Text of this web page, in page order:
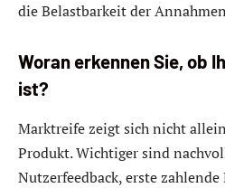
die Belastbarkeit der
Woran erkennen Sie, ob
ist?
Marktreife zeigt sich nicht
Produkt. Wichtiger sind
Nutzerfeedback, erste